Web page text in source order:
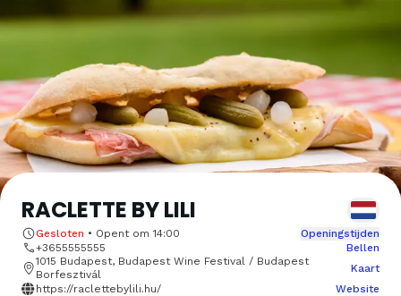
RACLETTE BY LILI
Gesloten • Opent om 14:00
Openingstijden
+3655555555
Bellen
1015 Budapest, Budapest Wine Festival / Budapest
Borfesztivál
Kaart
https://raclettebylili.hu/
Website